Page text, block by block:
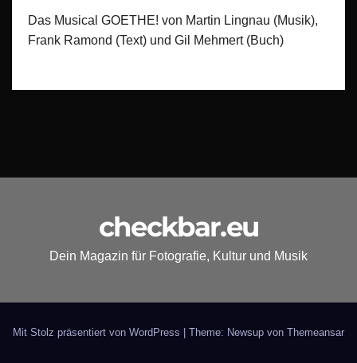
Das Musical GOETHE! von Martin Lingnau (Musik),
Frank Ramond (Text) und Gil Mehmert (Buch)
checkbar.eu
Dein Magazin für Fotografie, Kultur und Musik
Mit Stolz präsentiert von WordPress | Theme: Newsup von Themeansar